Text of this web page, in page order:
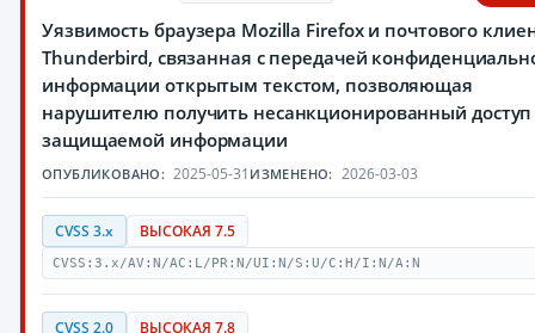
Уязвимость браузера Mozilla Firefox и почтового
Thunderbird, связанная с передачей
информации открытым текстом, позволяющая
нарушителю получить несанкционированный доступ
защищаемой информации
ОПУБЛИКОВАНО: 2025-05-31 ИЗМЕНЕНО: 2026-03-03
CVSS 3.x ВЫСОКАЯ 7.5
CVSS:3.x/AV:N/AC:L/PR:N/UI:N/S:U/C:H/I:N/A:N
CVSS 2.0 ВЫСОКАЯ 7.8